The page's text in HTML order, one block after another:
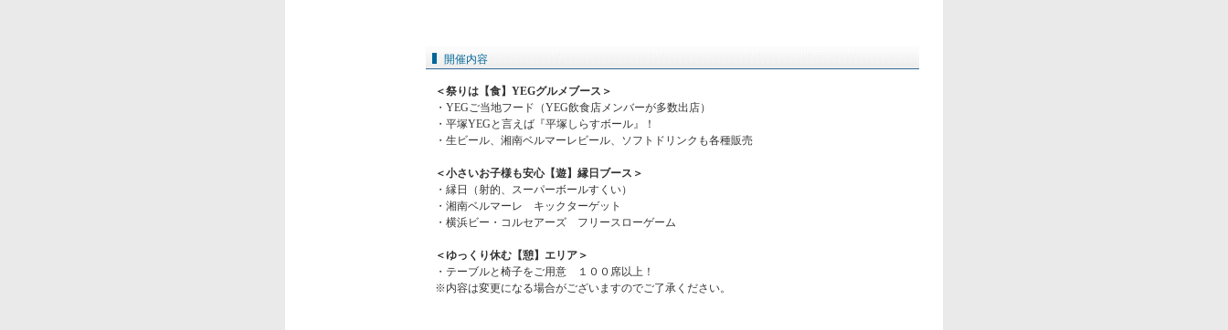
開催内容
＜祭りは【食】YEGグルメブース＞
・YEGご当地フード（YEG飲食店メンバーが多数出店）
・平塚YEGと言えば『平塚しらすボール』！
・生ビール、湘南ベルマーレビール、ソフトドリンクも各種販売
＜小さいお子様も安心【遊】縁日ブース＞
・縁日（射的、スーパーボールすくい）
・湘南ベルマーレ キックターゲット
・横浜ビー・コルセアーズ フリースローゲーム
＜ゆっくり休む【憩】エリア＞
・テーブルと椅子をご用意 １００席以上！
※内容は変更になる場合がございますのでご了承ください。